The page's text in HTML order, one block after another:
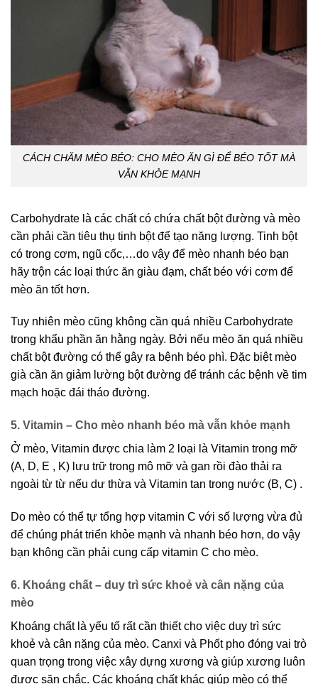
CÁCH CHĂM MÈO BÉO: CHO MÈO ĂN GÌ ĐỂ BÉO TỐT MÀ
VẪN KHỎE MẠNH
Carbohydrate là các chất có chứa chất bột đường và mèo
cần phải cần tiêu thụ tinh bột để tạo năng lượng. Tinh bột
có trong cơm, ngũ cốc,…do vậy để mèo nhanh béo bạn
hãy trộn các loại thức ăn giàu đạm, chất béo với cơm để
mèo ăn tốt hơn.
Tuy nhiên mèo cũng không cần quá nhiều Carbohydrate
trong khẩu phần ăn hằng ngày. Bởi nếu mèo ăn quá nhiều
chất bột đường có thể gây ra bệnh béo phì. Đặc biệt mèo
già cần ăn giảm lường bột đường để tránh các bệnh về tim
mạch hoặc đái tháo đường.
5. Vitamin – Cho mèo nhanh béo mà vẫn khỏe mạnh
Ở mèo, Vitamin được chia làm 2 loại là Vitamin trong mỡ
(A, D, E , K) lưu trữ trong mô mỡ và gan rồi đào thải ra
ngoài từ từ nếu dư thừa và Vitamin tan trong nước (B, C) .
Do mèo có thể tự tổng hợp vitamin C với số lượng vừa đủ
để chúng phát triển khỏe mạnh và nhanh béo hơn, do vậy
bạn không cần phải cung cấp vitamin C cho mèo.
6. Khoáng chất – duy trì sức khoẻ và cân nặng của
mèo
Khoáng chất là yếu tố rất cần thiết cho việc duy trì sức
khoẻ và cân nặng của mèo. Canxi và Phốt pho đóng vai trò
quan trọng trong việc xây dựng xương và giúp xương luôn
được săn chắc. Các khoáng chất khác giúp mèo có thể